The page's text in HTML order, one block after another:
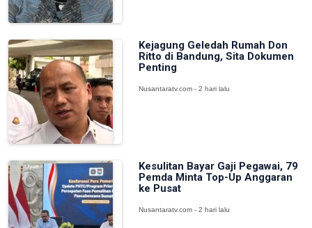
Kejagung Geledah Rumah Don
Ritto di Bandung, Sita Dokumen
Penting
Nusantaratv.com - 2 hari lalu
Kesulitan Bayar Gaji Pegawai, 79
Pemda Minta Top-Up Anggaran
ke Pusat
Nusantaratv.com - 2 hari lalu